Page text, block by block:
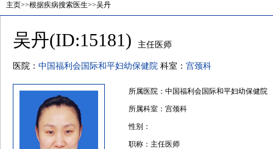
主页>>根据疾病搜索医生>>吴丹
吴丹(ID:15181) 主任医师
医院： 中国福利会国际和平妇幼保健院 科室： 宫颈科
所属医院：中国福利会国际和平妇幼保健院
所属科室：宫颈科
性别：
职称：主任医师